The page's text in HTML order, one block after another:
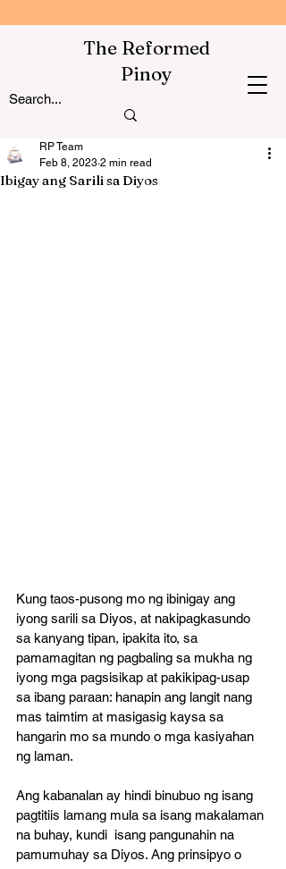
The Reformed
Pinoy
Ibigay ang Sarili sa Diyos
RP Team
Feb 8, 2023 2 min read
Kung taos-pusong mo ng ibinigay ang
iyong sarili sa Diyos, at nakipagkasundo
sa kanyang tipan, ipakita ito, sa
pamamagitan ng pagbaling sa mukha ng
iyong mga pagsisikap at pakikipag-usap
sa ibang paraan: hanapin ang langit nang
mas taimtim at masigasig kaysa sa
hangarin mo sa mundo o mga kasiyahan
ng laman.
Ang kabanalan ay hindi binubuo ng isang
pagtitiis lamang mula sa isang makalaman
na buhay, kundi  isang pangunahin na
pamumuhay sa Diyos. Ang prinsipyo o